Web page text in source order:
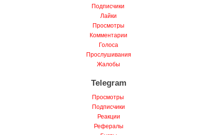
Лайки
Просмотры
Комментарии
Голоса
Прослушивания
Жалобы
Подписчики
Реакции
Рефералы
Бусты